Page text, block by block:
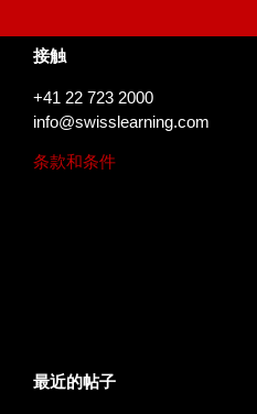
接触
+41 22 723 2000
info@swisslearning.com
条款和条件
最近的帖子